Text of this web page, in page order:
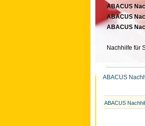
ABACUS
ABACUS
ABACUS
Nachhilfe für
ABACUS
ABACUS